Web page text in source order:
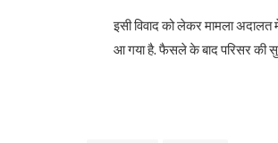
इसी विवाद को लेकर मामला
आ गया है. फैसले के बाद परिसर की